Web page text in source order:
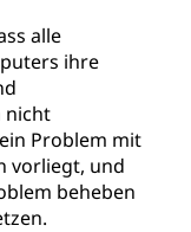
alle
ihre
nicht
Problem mit
vorliegt, und
beheben